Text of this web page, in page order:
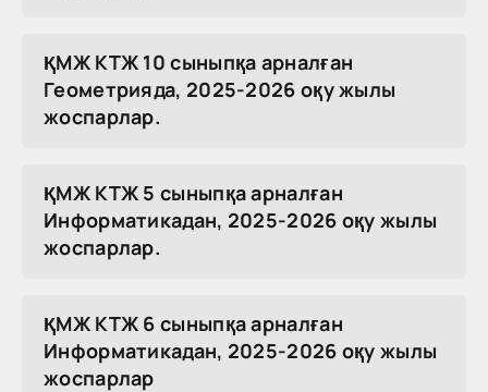
ҚМЖ КТЖ 10 сыныпқа арналған
Геометрияда, 2025-2026 оқу жылы
жоспарлар.
ҚМЖ КТЖ 5 сыныпқа арналған
Информатикадан, 2025-2026 оқу жылы
жоспарлар.
ҚМЖ КТЖ 6 сыныпқа арналған
Информатикадан, 2025-2026 оқу жылы
жоспарлар